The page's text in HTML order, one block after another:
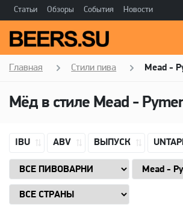
Статьи Обзоры События Новости
Главная Стили пива Mead -
Мёд в стиле Mead -
IBU ABV ВЫПУСК